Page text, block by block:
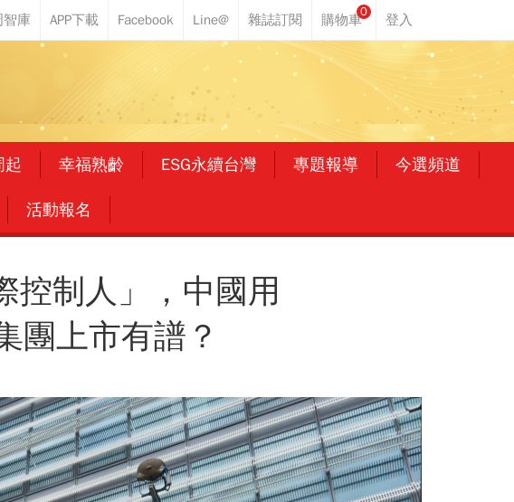
0
起 幸福熟齡 ESG永續台灣 專題報導 今選頻道
活動報名
控制人」，中國用
團上市有譜？